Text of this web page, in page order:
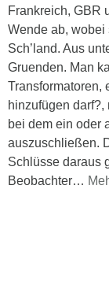
Frankreich, GBR
Wende ab,
Sch’land. Aus
Gruenden. Man
Transformatoren,
hinzufügen
bei dem ein oder
auszuschließen.
Schlüsse daraus
Beobachter…